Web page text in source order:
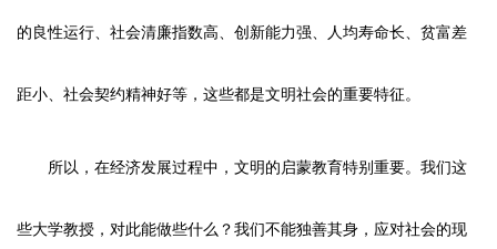
的良性运行、社会清廉指数高、创新能力强、人均寿命长、贫富差
距小、社会契约精神好等，这些都是文明社会的重要特征。
所以，在经济发展过程中，文明的启蒙教育特别重要。我们这
些大学教授，对此能做些什么？我们不能独善其身，应对社会的现